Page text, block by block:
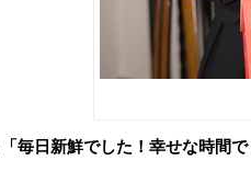
「毎日新鮮でした！幸せな時間